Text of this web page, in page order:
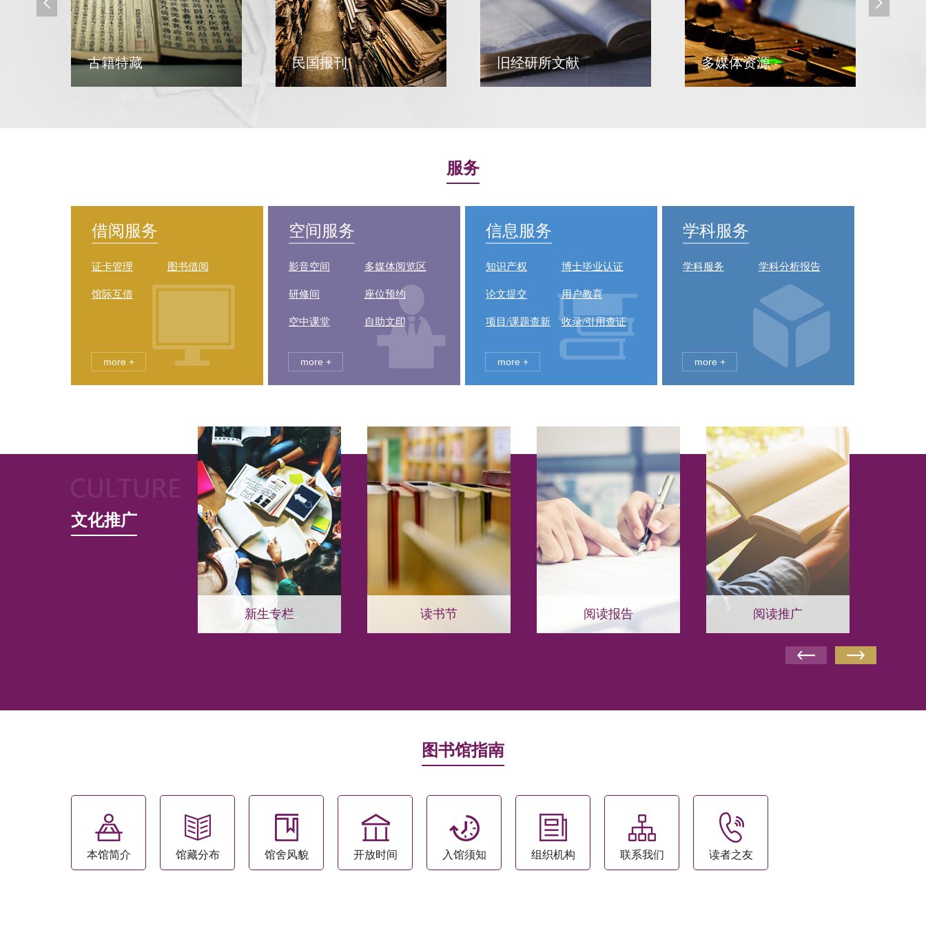
古籍特藏 民国报刊 旧经研所文献 多媒体资源
服务
借阅服务
证卡管理 图书借阅
馆际互借
more +
空间服务
影音空间 多媒体阅览区
研修间 座位预约
空中课堂 自助文印
more +
信息服务
知识产权 博士毕业认证
论文提交 用户教育
项目/课题查新 收录/引用查证
more +
学科服务
学科服务 学科分析报告
more +
文化推广
新生专栏 读书节 阅读报告 阅读推广
图书馆指南
本馆简介 馆藏分布 馆舍风貌 开放时间 入馆须知 组织机构 联系我们 读者之友